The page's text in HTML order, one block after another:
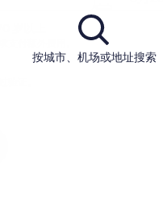
按城市、机场或地址搜索